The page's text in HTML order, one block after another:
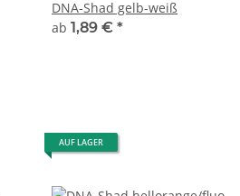
DNA-Shad gelb-weiß
ab 1,89 € *
AUF LAGER